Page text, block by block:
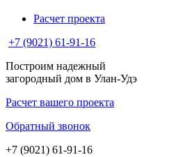
Расчет проекта
+7 (9021) 61-91-16
Построим надежный
загородный дом в Улан-Удэ
Расчет вашего проекта
Обратный звонок
+7 (9021) 61-91-16